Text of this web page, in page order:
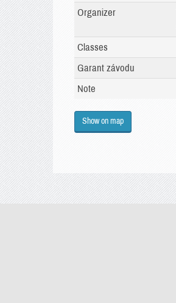
Organizer
Classes
Garant závodu
Note
Show on map